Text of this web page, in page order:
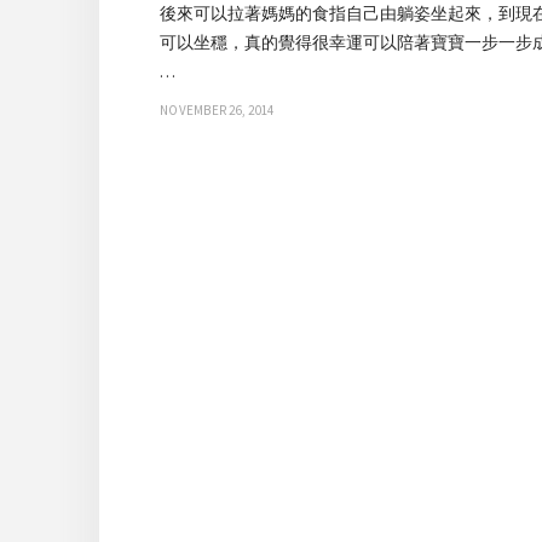
後來可以拉著媽媽的食指自己由躺姿坐起來，到現
可以坐穩，真的覺得很幸運可以陪著寶寶一步一步
…
NOVEMBER 26, 2014